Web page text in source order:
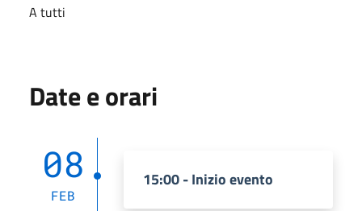
A tutti
Date e orari
08
FEB
15:00 - Inizio evento